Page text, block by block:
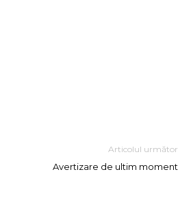
Articolul următor
Avertizare de ultim moment